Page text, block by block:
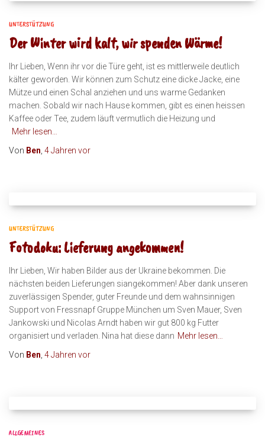
UNTERSTÜTZUNG
Der Winter wird kalt, wir spenden Wärme!
Ihr Lieben, Wenn ihr vor die Türe geht, ist es mittlerweile deutlich
kälter geworden. Wir können zum Schutz eine dicke Jacke, eine
Mütze und einen Schal anziehen und uns warme Gedanken
machen. Sobald wir nach Hause kommen, gibt es einen heissen
Kaffee oder Tee, zudem läuft vermutlich die Heizung und
Mehr lesen…
Von Ben 4 Jahren vor
UNTERSTÜTZUNG
Fotodoku: Lieferung angekommen!
Ihr Lieben, Wir haben Bilder aus der Ukraine bekommen. Die
nächsten beiden Lieferungen siangekommen! Aber dank unseren
zuverlässigen Spender, guter Freunde und dem wahnsinnigen
Support von Fressnapf Gruppe München um Sven Mauer, Sven
Jankowski und Nicolas Arndt haben wir gut 800 kg Futter
organisiert und verladen. Nina hat diese dann Mehr lesen…
Von Ben 4 Jahren vor
ALLGEMEINES